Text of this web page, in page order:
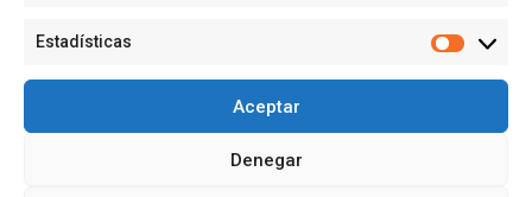
Estadísticas
Aceptar
Denegar